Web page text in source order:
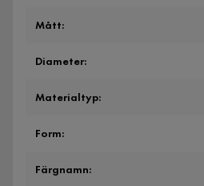
Mått:
Diameter:
Materialtyp:
Form:
Färgnamn: